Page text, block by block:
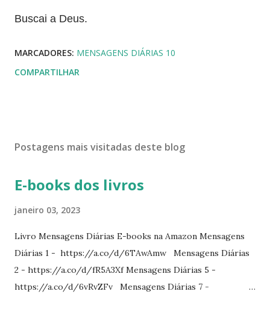
Buscai a Deus.
MARCADORES: MENSAGENS DIÁRIAS 10
COMPARTILHAR
Postagens mais visitadas deste blog
E-books dos livros
janeiro 03, 2023
Livro Mensagens Diárias E-books na Amazon Mensagens
Diárias 1 - https://a.co/d/6TAwAmw Mensagens Diárias
2 - https://a.co/d/fR5A3Xf Mensagens Diárias 5 -
https://a.co/d/6vRvZFv Mensagens Diárias 7 -